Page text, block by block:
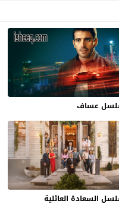
عساف
السعادة العائلية